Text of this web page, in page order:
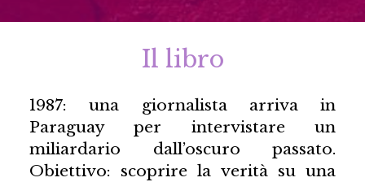
Il libro
1987: una giornalista arriva in
Paraguay per intervistare un
miliardario dall’oscuro passato.
Obiettivo: scoprire la verità su una